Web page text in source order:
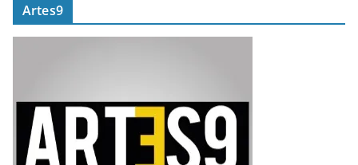
Artes9